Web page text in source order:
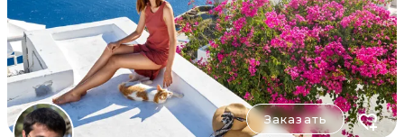
Заказать